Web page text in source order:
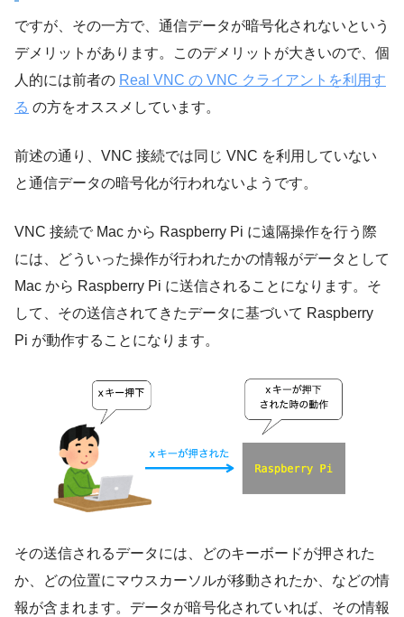
ですが、その一方で、通信データが暗号化されないという
デメリットがあります。このデメリットが大きいので、個
人的には前者の Real VNC の VNC クライアントを利用す
る の方をオススメしています。
前述の通り、VNC 接続では同じ VNC を利用していない
と通信データの暗号化が行われないようです。
VNC 接続で Mac から Raspberry Pi に遠隔操作を行う際
には、どういった操作が行われたかの情報がデータとして
Mac から Raspberry Pi に送信されることになります。そ
して、その送信されてきたデータに基づいて Raspberry
Pi が動作することになります。
その送信されるデータには、どのキーボードが押された
か、どの位置にマウスカーソルが移動されたか、などの情
報が含まれます。データが暗号化されていれば、その情報